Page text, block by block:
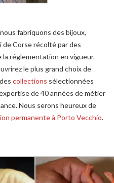
fabriquons des bijoux,
de Corse récolté par des
réglementation en vigueur.
le plus grand choix de
collections sélectionnées
de 40 années de métier
Nous serons heureux de
permanente à Porto Vecchio.